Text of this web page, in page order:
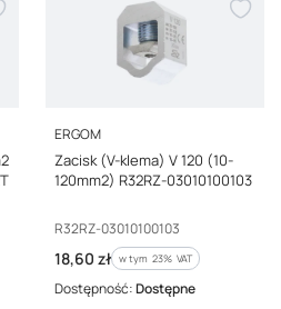
PRODUCENT
ERGOM
Zacisk (V-klema) V 120 (10-
120mm2) R32RZ-03010100103
Kod producenta
R32RZ-03010100103
Cena brutto
18,60 zł w tym %s VAT
w tym 23% VAT
Dostępność:Dostępne